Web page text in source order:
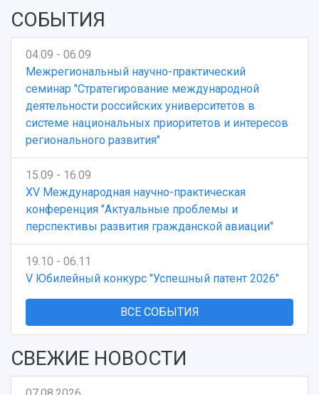
СОБЫТИЯ
04.09 - 06.09
Межрегиональный научно-практический
семинар "Стратегирование международной
деятельности российских университетов в
системе национальных приоритетов и интересов
регионального развития"
15.09 - 16.09
XV Международная научно-практическая
конференция "Актуальные проблемы и
перспективы развития гражданской авиации"
19.10 - 06.11
V Юбилейный конкурс "Успешный патент 2026"
ВСЕ СОБЫТИЯ
СВЕЖИЕ НОВОСТИ